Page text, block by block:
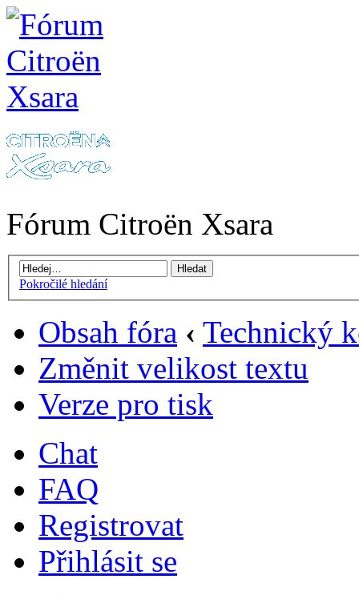
Fórum Citroën Xsara
Pokročilé hledání
Obsah fóra ‹ Technický
Změnit velikost textu
Verze pro tisk
Chat
FAQ
Registrovat
Přihlásit se